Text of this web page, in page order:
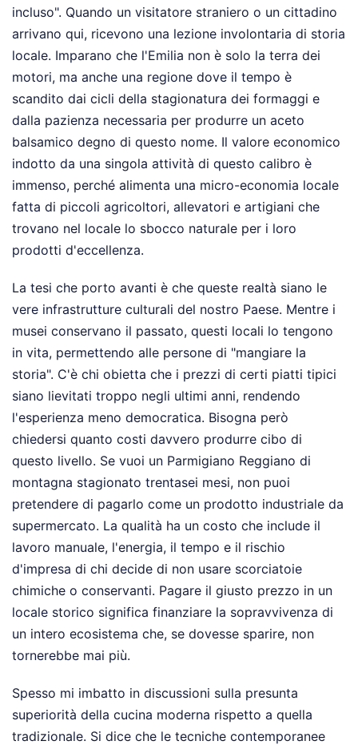
incluso". Quando un visitatore straniero o un cittadino
arrivano qui, ricevono una lezione involontaria di storia
locale. Imparano che l'Emilia non è solo la terra dei
motori, ma anche una regione dove il tempo è
scandito dai cicli della stagionatura dei formaggi e
dalla pazienza necessaria per produrre un aceto
balsamico degno di questo nome. Il valore economico
indotto da una singola attività di questo calibro è
immenso, perché alimenta una micro-economia locale
fatta di piccoli agricoltori, allevatori e artigiani che
trovano nel locale lo sbocco naturale per i loro
prodotti d'eccellenza.
La tesi che porto avanti è che queste realtà siano le
vere infrastrutture culturali del nostro Paese. Mentre i
musei conservano il passato, questi locali lo tengono
in vita, permettendo alle persone di "mangiare la
storia". C'è chi obietta che i prezzi di certi piatti tipici
siano lievitati troppo negli ultimi anni, rendendo
l'esperienza meno democratica. Bisogna però
chiedersi quanto costi davvero produrre cibo di
questo livello. Se vuoi un Parmigiano Reggiano di
montagna stagionato trentasei mesi, non puoi
pretendere di pagarlo come un prodotto industriale da
supermercato. La qualità ha un costo che include il
lavoro manuale, l'energia, il tempo e il rischio
d'impresa di chi decide di non usare scorciatoie
chimiche o conservanti. Pagare il giusto prezzo in un
locale storico significa finanziare la sopravvivenza di
un intero ecosistema che, se dovesse sparire, non
tornerebbe mai più.
Spesso mi imbatto in discussioni sulla presunta
superiorità della cucina moderna rispetto a quella
tradizionale. Si dice che le tecniche contemporanee